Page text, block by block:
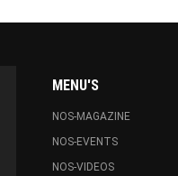
MENU'S
NOS-MAGAZINE
NOS-EVENTS
NOS-VIDEOS